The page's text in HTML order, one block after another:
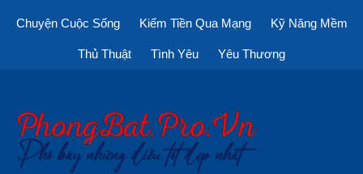
Chuyện Cuộc Sống Kiếm Tiền Qua Mạng Kỹ Năng Mềm
Thủ Thuật Tình Yêu Yêu Thương